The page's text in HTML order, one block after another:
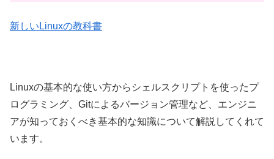
新しいLinuxの教科書
Linuxの基本的な使い方からシェルスクリプトを使ったプ
ログラミング、Gitによるバージョン管理など、エンジニ
アが知っておくべき基本的な知識について解説してくれて
います。